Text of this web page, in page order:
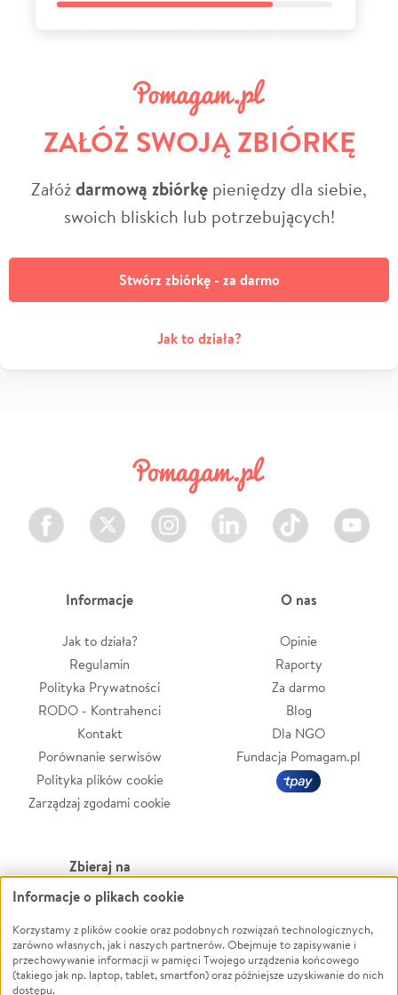
ZAŁÓŻ SWOJĄ ZBIÓRKĘ
Załóżdarmową zbiórkę pieniędzy dla siebie,
swoich bliskich lub potrzebujących!
Stwórz zbiórkę - za darmo
Jak to działa?
Facebook Twitter Instagram LinkedIn TikTok Youtube
Informacje
Jak to działa?
Regulamin
Polityka Prywatności
RODO - Kontrahenci
Kontakt
Porównanie serwisów
Polityka plików cookie
Zarządzaj zgodami cookie
O nas
Opinie
Raporty
Za darmo
Blog
Dla NGO
Fundacja Pomagam.pl
Zbieraj na
Leczenie
Zwierzęta
Pożar
Ukraina
Powódź
Wichura
NGO
Informacje o plikach cookie
Korzystamy z plików cookie oraz podobnych rozwiązań technologicznych,
zarówno własnych, jak i naszych partnerów. Obejmuje to zapisywanie i
przechowywanie informacji w pamięci Twojego urządzenia końcowego
(takiego jak np. laptop, tablet, smartfon) oraz późniejsze uzyskiwanie do nich
dostępu.